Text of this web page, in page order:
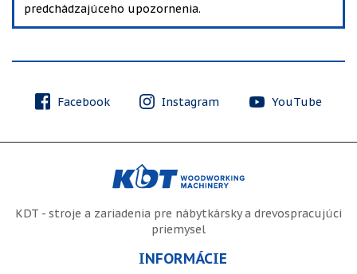
predchádzajúceho upozornenia.
Facebook Instagram YouTube
KDT - stroje a zariadenia pre nábytkársky a drevospracujúci
priemysel
INFORMÁCIE